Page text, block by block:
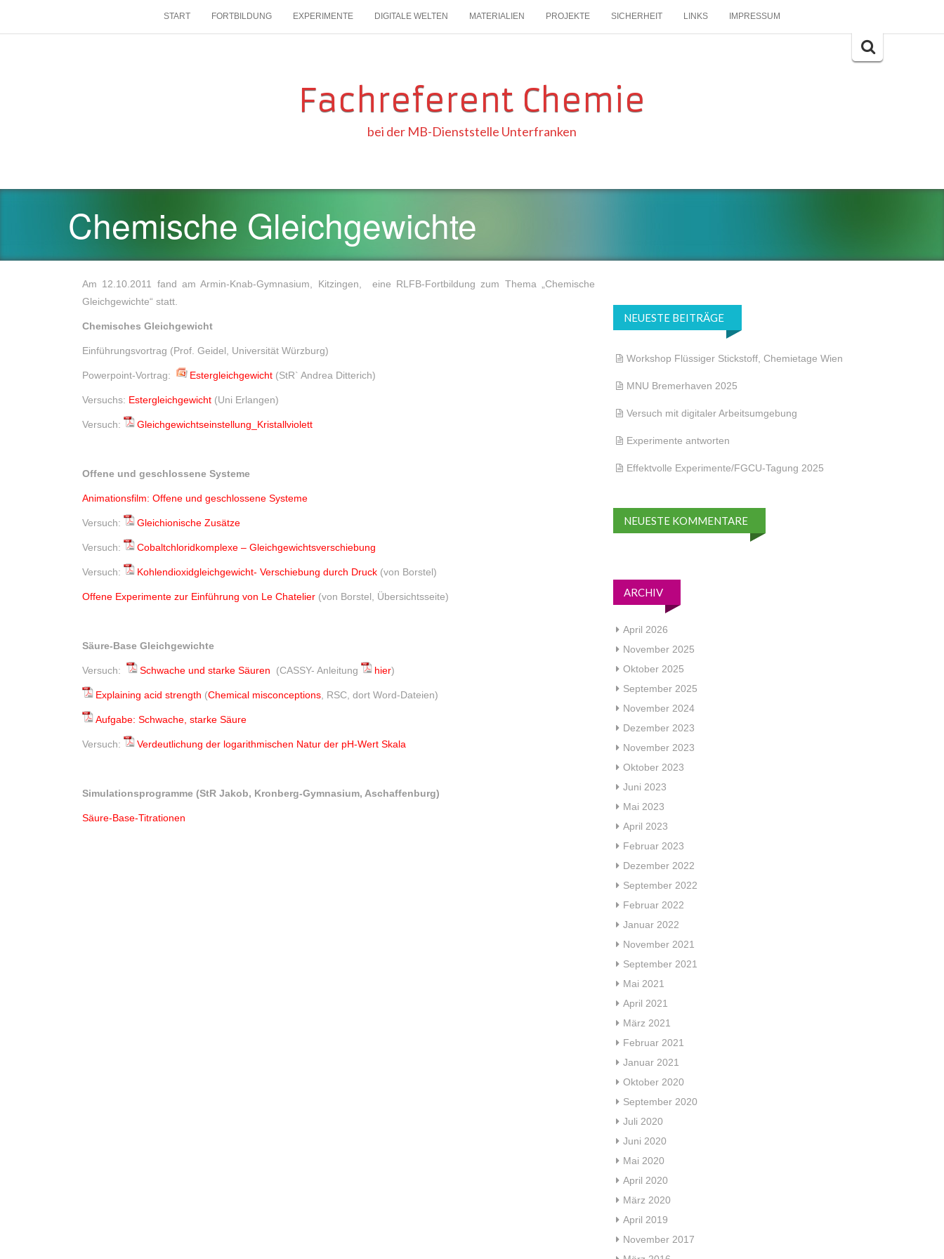
SKIP
START FORTBILDUNG EXPERIMENTE DIGITALE WELTEN MATERIALIEN PROJEKTE SICHERHEIT LINKS IMPRESSUM
Search
Fachreferent Chemie
bei der MB-Dienststelle Unterfranken
Chemische Gleichgewichte
Am 12.10.2011 fand am Armin-Knab-Gymnasium, Kitzingen, eine RLFB-Fortbildung zum Thema „Chemische
Gleichgewichte“ statt.
Chemisches Gleichgewicht
Einführungsvortrag (Prof. Geidel, Universität Würzburg)
Powerpoint-Vortrag: Estergleichgewicht (StR` Andrea Ditterich)
Versuchs: Estergleichgewicht (Uni Erlangen)
Versuch: Gleichgewichtseinstellung_Kristallviolett
Offene und geschlossene Systeme
Animationsfilm: Offene und geschlossene Systeme
Versuch: Gleichionische Zusätze
Versuch: Cobaltchloridkomplexe – Gleichgewichtsverschiebung
Versuch: Kohlendioxidgleichgewicht- Verschiebung durch Druck (von Borstel)
Offene Experimente zur Einführung von Le Chatelier (von Borstel, Übersichtsseite)
Säure-Base Gleichgewichte
Versuch: Schwache und starke Säuren (CASSY- Anleitung hier)
Explaining acid strength (Chemical misconceptions , RSC, dort Word-Dateien)
Aufgabe: Schwache, starke Säure
Versuch: Verdeutlichung der logarithmischen Natur der pH-Wert Skala
Simulationsprogramme (StR Jakob, Kronberg-Gymnasium, Aschaffenburg)
Säure-Base-Titrationen
NEUESTE BEITRÄGE
Workshop Flüssiger Stickstoff, Chemietage Wien
MNU Bremerhaven 2025
Versuch mit digitaler Arbeitsumgebung
Experimente antworten
Effektvolle Experimente/FGCU-Tagung 2025
NEUESTE KOMMENTARE
ARCHIV
April 2026
November 2025
Oktober 2025
September 2025
November 2024
Dezember 2023
November 2023
Oktober 2023
Juni 2023
Mai 2023
April 2023
Februar 2023
Dezember 2022
September 2022
Februar 2022
Januar 2022
November 2021
September 2021
Mai 2021
April 2021
März 2021
Februar 2021
Januar 2021
Oktober 2020
September 2020
Juli 2020
Juni 2020
Mai 2020
April 2020
März 2020
April 2019
November 2017